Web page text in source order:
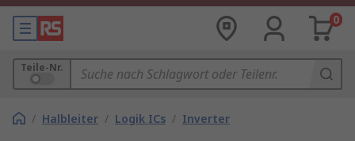
0
Teile-Nr.
/ Halbleiter / Logik ICs / Inverter